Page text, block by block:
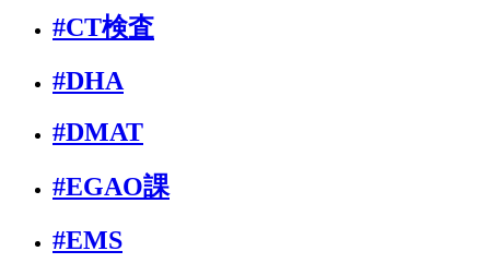
#CT検査
#DHA
#DMAT
#EGAO課
#EMS